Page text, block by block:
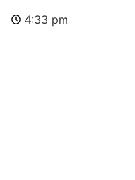
4:33 pm